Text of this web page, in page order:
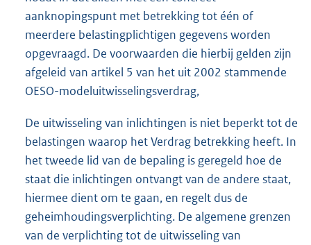
aanknopingspunt met betrekking tot één of
meerdere belastingplichtigen gegevens worden
opgevraagd. De voorwaarden die hierbij gelden zijn
afgeleid van artikel 5 van het uit 2002 stammende
OESO-modeluitwisselingsverdrag,
De uitwisseling van inlichtingen is niet beperkt tot de
belastingen waarop het Verdrag betrekking heeft. In
het tweede lid van de bepaling is geregeld hoe de
staat die inlichtingen ontvangt van de andere staat,
hiermee dient om te gaan, en regelt dus de
geheimhoudingsverplichting. De algemene grenzen
van de verplichting tot de uitwisseling van